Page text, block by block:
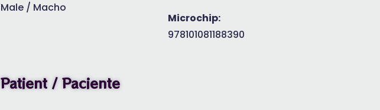
Male / Macho
Microchip:
978101081188390
Patient / Paciente